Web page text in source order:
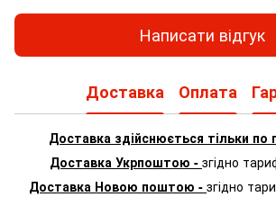
Написати відгук
Доставка Оплата
Доставка здійснюється тільки по
Доставка Укрпоштою - згідно
Доставка Новою поштою - згідно